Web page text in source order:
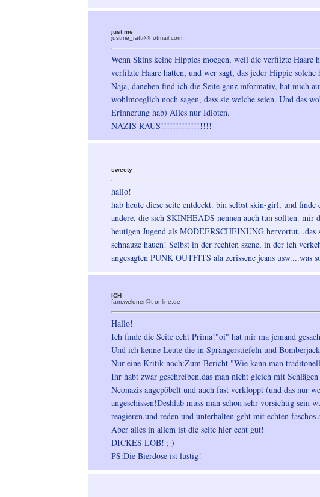
just me
justme_ratti@hotmail.com
Wenn Skins keine Hippies moegen, weil die verfilzte Haare
verfilzte Haare hatten, und wer sagt, das jeder Hippie
Naja, daneben find ich die Seite ganz informativ, hat mich
wohlmoeglich noch sagen, dass sie welche seien. Und das
Erinnerung hab) Alles nur Idioten.
NAZIS RAUS!!!!!!!!!!!!!!!!!
sweety
hallo!
hab heute diese seite entdeckt. bin selbst skin-girl, und
andere, die sich SKINHEADS nennen auch tun sollten. mir
heutigen Jugend als MODEERSCHEINUNG
schnauze hauen! Selbst in der rechten szene, in der ich
angesagten PUNK OUTFITS ala zerissene jeans
ICH
fam.weldner@t-online.de
Hallo!
Ich finde die Seite echt Prima!"oi" hat mir ma jemand
Und ich kenne Leute die in Sprängerstiefeln und
Nur eine Kritik noch:Zum Bericht "Wie kann man
Ihr habt zwar geschreiben,das man nicht gleich mit
Neonazis angepöbelt und auch fast verkloppt (und das nur
angeschissen!Deshlab muss man schon sehr vorsichtig
reagieren,und reden und unterhalten geht mit echten
Aber alles in allem ist die seite hier echt gut!
DICKES LOB! ; )
PS:Die Bierdose ist lustig!